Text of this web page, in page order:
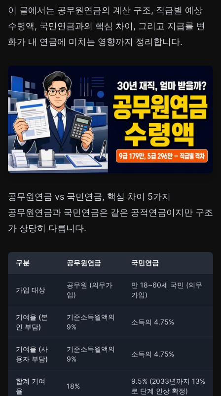
이 글에서는 공무원연금의 계산 구조, 직급별 예상
수령액, 국민연금과의 핵심 차이, 그리고 지급률 변
화가 내 연금에 미치는 영향까지 정리합니다.
공무원연금 vs 국민연금, 핵심 차이 5가지
공무원연금과 국민연금은 같은 공적연금이지만 구조
가 상당히 다릅니다.
구분 공무원연금 국민연금
가입 대상
공무원 (의무가
입)
만 18~60세 국민 (의무
가입)
기여율 (본
인 부담)
기준소득월액의
9%
소득의 4.75%
기여율 (사
용자 부담)
기준소득월액의
9%
소득의 4.75%
합계 기여
율
18%
9.5% (2033년까지 13%
로 단계 인상 확정)